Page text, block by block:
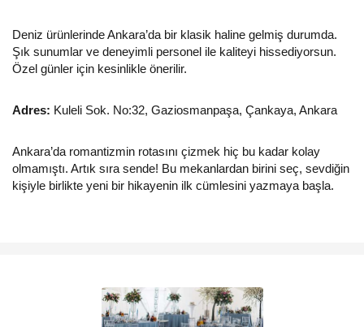
Deniz ürünlerinde Ankara’da bir klasik haline gelmiş durumda.
Şık sunumlar ve deneyimli personel ile kaliteyi hissediyorsun.
Özel günler için kesinlikle önerilir.
Adres: Kuleli Sok. No:32, Gaziosmanpaşa, Çankaya, Ankara
Ankara’da romantizmin rotasını çizmek hiç bu kadar kolay
olmamıştı. Artık sıra sende! Bu mekanlardan birini seç, sevdiğin
kişiyle birlikte yeni bir hikayenin ilk cümlesini yazmaya başla.